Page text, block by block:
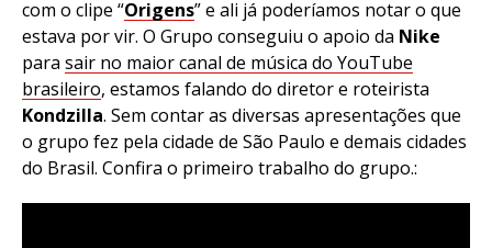
com o clipe “Origens” e ali já poderíamos notar o que
estava por vir. O Grupo conseguiu o apoio da Nike
para sair no maior canal de música do YouTube
brasileiro, estamos falando do diretor e roteirista
Kondzilla. Sem contar as diversas apresentações que
o grupo fez pela cidade de São Paulo e demais cidades
do Brasil. Confira o primeiro trabalho do grupo.: